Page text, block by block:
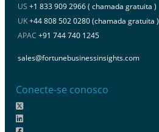
US +1 833 909 2966 ( chamada gratuita )
UK+44 808 502 0280 (chamada gratuita )
APAC +91 744 740 1245
sales@fortunebusinessinsights.com
Conecte-se conosco